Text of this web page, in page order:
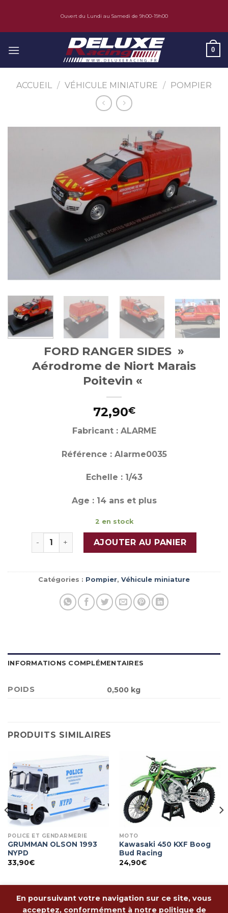
content
Ouvert du Lundi au Samedi de 9h00-19h00
0
ACCUEIL / VÉHICULE MINIATURE / POMPIER
FORD RANGER SIDES »
Aérodrome de Niort Marais
Poitevin «
72,90€
Fabricant : ALARME
Référence : Alarme0035
Echelle : 1/43
Age : 14 ans et plus
2 en stock
quantité de FORD RANGER SIDES " Aérodrome
AJOUTER AU PANIER
Catégories : Pompier, Véhicule miniature
INFORMATIONS COMPLÉMENTAIRES
POIDS 0,500 kg
PRODUITS SIMILAIRES
POLICE ET GENDARMERIE
GRUMMAN OLSON 1993
NYPD
33,90€
MOTO
Kawasaki 450 KXF Boog
Bud Racing
24,90€
En poursuivant votre navigation sur ce site, vous
acceptez, conformément à notre politique de